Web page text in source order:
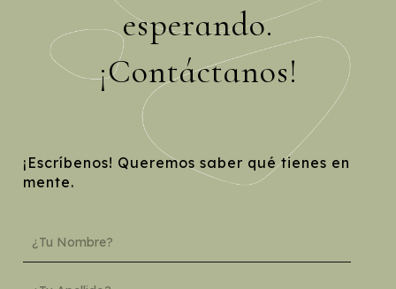
esperando.
¡Contáctanos!
¡Escríbenos! Queremos saber qué tienes en
mente.